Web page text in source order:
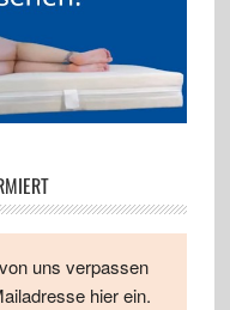
uns verpassen
hier ein.